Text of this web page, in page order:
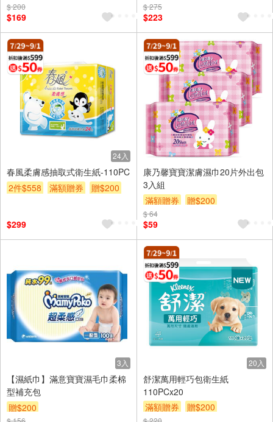
$ 200
$169
$ 275
$223
24入
春風柔膚感抽取式衛生紙-110PC
2件$558
滿額贈券 贈$200
$299
康乃馨寶寶潔膚濕巾20片外出包
3入組
滿額贈券
贈$200
$ 64
$59
3入
【濕紙巾】滿意寶寶濕毛巾柔棉
型補充包
贈$200
20入
舒潔萬用輕巧包衛生紙
110PCx20
滿額贈券
贈$200